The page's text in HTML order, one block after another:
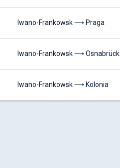
Iwano-Frankowsk ⟶ Praga
Iwano-Frankowsk ⟶ Osnabrück
Iwano-Frankowsk ⟶ Kolonia